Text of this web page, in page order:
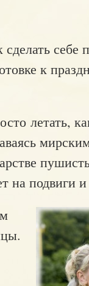
себе
к
летать,
на подвиги